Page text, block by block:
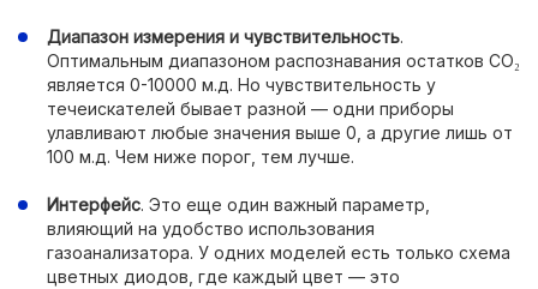
Диапазон измерения и чувствительность.
Оптимальным диапазоном распознавания остатков СО₂
является 0-10000 м.д. Но чувствительность у
течеискателей бывает разной — одни приборы
улавливают любые значения выше 0, а другие лишь от
100 м.д. Чем ниже порог, тем лучше.
Интерфейс. Это еще один важный параметр,
влияющий на удобство использования
газоанализатора. У одних моделей есть только схема
цветных диодов, где каждый цвет — это